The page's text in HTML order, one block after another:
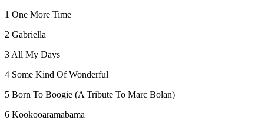
1 One More Time
2 Gabriella
3 All My Days
4 Some Kind Of Wonderful
5 Born To Boogie (A Tribute To Marc Bolan)
6 Kookooaramabama